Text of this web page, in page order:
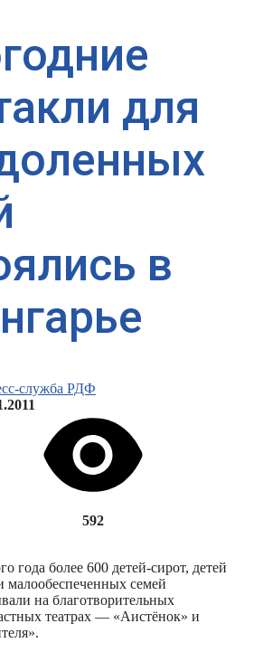
для
в
служба РДФ
592
года более 600 детей-сирот, детей
малообеспеченных семей
на благотворительных
театрах — «Аистёнок» и